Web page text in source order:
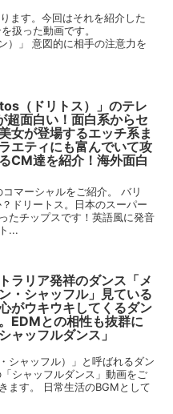
ます。今回はそれを紹介した
扱った動画です。
）」 意図的に相手の注意力を
（ドリトス）」のテレ
超面白い！面白系からセ
女が登場するエッチ系ま
エティにも富んでいて攻
CM達を紹介！海外面白
マーシャルをご紹介。 バリ
ドリートス。日本のスーパー
たチップスです！英語風に発音
...
ラリア発祥のダンス「メ
・シャッフル」見ている
がウキウキしてくるダン
EDMとの相性も抜群に
ャッフルダンス」
シャッフル）」と呼ばれるダン
シャッフルダンス」動画をご
ます。 日常生活のBGMとして